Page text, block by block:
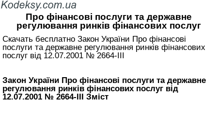
Про фінансові послуги та державне
регулювання ринків фінансових послуг
Скачать бесплатно Закон України Про фінансові
послуги та державне регулювання ринків фінансових
послуг від 12.07.2001 № 2664-III
Закон України Про фінансові послуги та державне
регулювання ринків фінансових послуг від
12.07.2001 № 2664-III Зміст